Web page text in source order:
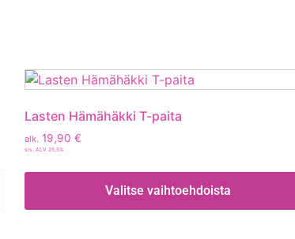
Lasten Hämähäkki T-paita
alk. 19,90€
sis. ALV 25,5%
Valitse vaihtoehdoista